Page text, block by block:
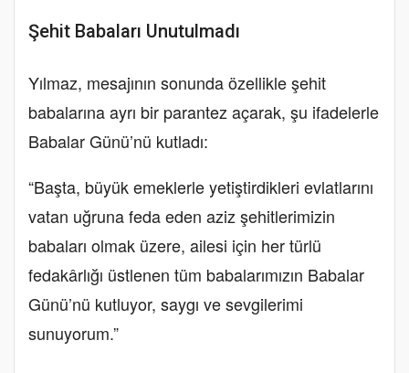
Şehit Babaları Unutulmadı
Yılmaz, mesajının sonunda özellikle şehit
babalarına ayrı bir parantez açarak, şu ifadelerle
Babalar Günü’nü kutladı:
“Başta, büyük emeklerle yetiştirdikleri evlatlarını
vatan uğruna feda eden aziz şehitlerimizin
babaları olmak üzere, ailesi için her türlü
fedakârlığı üstlenen tüm babalarımızın Babalar
Günü’nü kutluyor, saygı ve sevgilerimi
sunuyorum.”